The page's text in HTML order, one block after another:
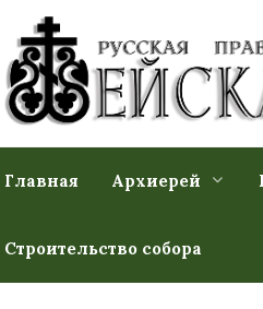
Главная Архиерей
Строительство собора